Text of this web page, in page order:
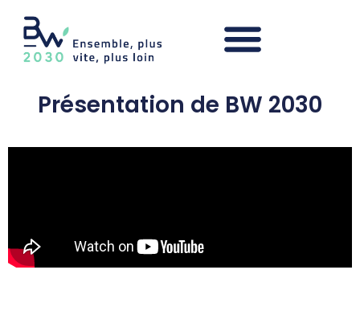
Présentation de BW 2030